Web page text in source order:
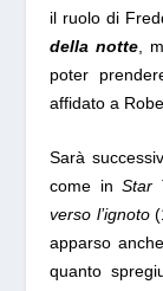
il ruolo di
della notte ,
poter
affidato a
Sarà
come in Star
verso l’ignoto
apparso
quanto